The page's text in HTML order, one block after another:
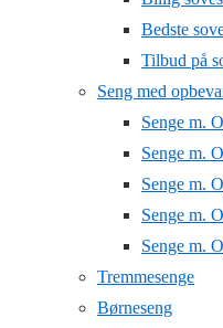
Bedste
Tilbud på
Seng med
Senge m.
Senge m.
Senge m.
Senge m.
Senge m.
Tremmesenge
Børneseng